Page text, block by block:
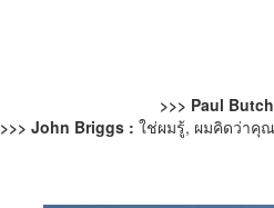
>>> Paul
>>> John Briggs : ใช่ผมรู้, ผมคิดว่าคุ